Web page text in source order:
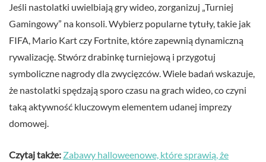
Jeśli nastolatki uwielbiają gry wideo, zorganizuj „Turniej
Gamingowy” na konsoli. Wybierz popularne tytuły, takie jak
FIFA, Mario Kart czy Fortnite, które zapewnią dynamiczną
rywalizację. Stwórz drabinkę turniejową i przygotuj
symboliczne nagrody dla zwycięzców. Wiele badań wskazuje,
że nastolatki spędzają sporo czasu na grach wideo, co czyni
taką aktywność kluczowym elementem udanej imprezy
domowej.
Czytaj także: Zabawy halloweenowe, które sprawią, że